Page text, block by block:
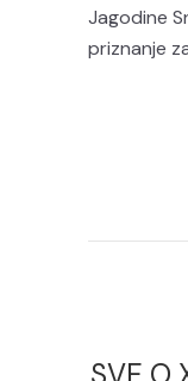
Jagodine
priznanje